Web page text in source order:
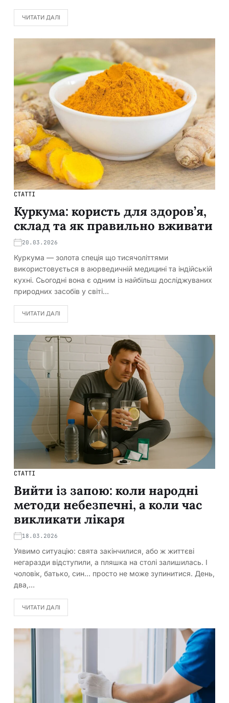
ЧИТАТИ ДАЛІ
СТАТТІ
Куркума: користь для здоров’я,
склад та як правильно вживати
20.03.2026
Куркума — золота спеція що тисячоліттями
використовується в аюрведичній медицині та індійській
кухні. Сьогодні вона є одним із найбільш досліджуваних
природних засобів у світі…
ЧИТАТИ ДАЛІ
СТАТТІ
Вийти із запою: коли народні
методи небезпечні, а коли час
викликати лікаря
18.03.2026
Уявимо ситуацію: свята закінчилися, або ж життєві
негаразди відступили, а пляшка на столі залишилась. І
чоловік, батько, син… просто не може зупинитися. День,
два,…
ЧИТАТИ ДАЛІ